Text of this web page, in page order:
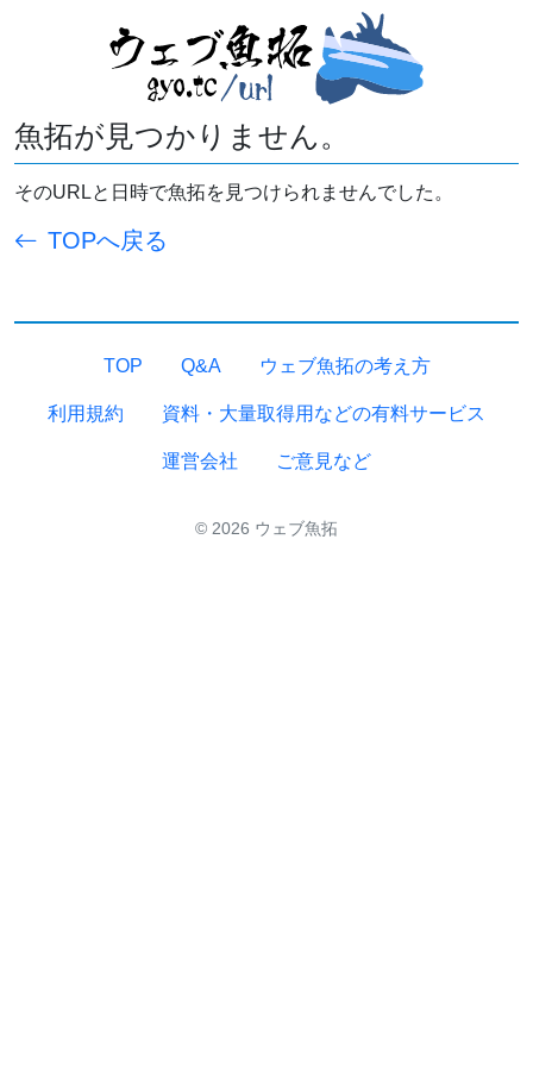
魚拓が見つかりません。
そのURLと日時で魚拓を見つけられませんでした。
TOPへ戻る
TOP Q&A ウェブ魚拓の考え方
利用規約 資料・大量取得用などの有料サービス
運営会社 ご意見など
© 2026 ウェブ魚拓